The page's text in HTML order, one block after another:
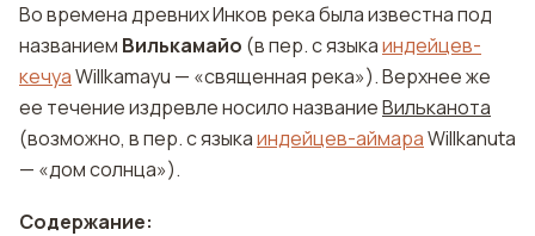
Во времена древних Инков река была известна под
названием Вилькамайо (в пер. с языкаиндейцев-
кечуаWillkamayu — «священная река»). Верхнее же
ее течение издревле носило названиеВильканота
(возможно, в пер. с языкаиндейцев-аймараWillkanuta
— «дом солнца»).
Содержание: